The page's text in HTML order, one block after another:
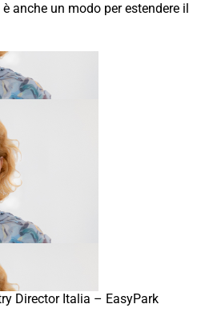
anche un modo per estendere il
Director Italia – EasyPark